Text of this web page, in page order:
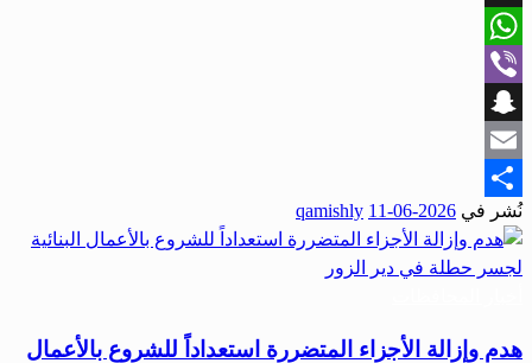
X
WhatsApp
Viber
Snapchat
Email
Share
نُشر في 2026-06-11
qamishly
هدم وإزالة الأجزاء المتضررة استعداداً للشروع بالأعمال